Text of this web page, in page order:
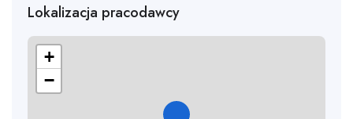
Lokalizacja pracodawcy
+
−